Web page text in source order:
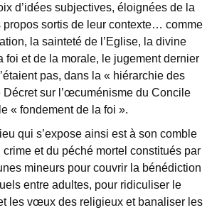
d’idées subjectives, éloignées de la
propos sortis de leur contexte… comme
la sainteté de l’Eglise, la divine
foi et de la morale, le jugement dernier
pas, dans la « hiérarchie des
Décret sur l’œcuménisme du Concile
« fondement de la foi ».
qui s’expose ainsi est à son comble
crime et du péché mortel constitués par
mineurs pour couvrir la bénédiction
entre adultes, pour ridiculiser le
les vœux des religieux et banaliser les